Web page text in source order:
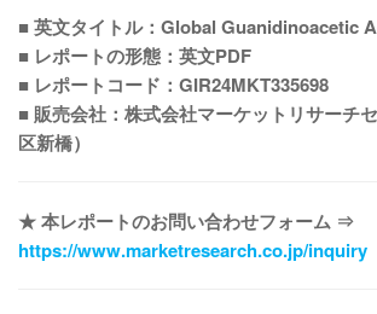
■ 英文タイトル：Global Guanidinoacetic
■ レポートの形態：英文PDF
■ レポートコード：GIR24MKT335698
■ 販売会社：株式会社マーケットリサーチ
区新橋）
★ 本レポートのお問い合わせフォーム ⇒
https://www.marketresearch.co.jp/inquiry